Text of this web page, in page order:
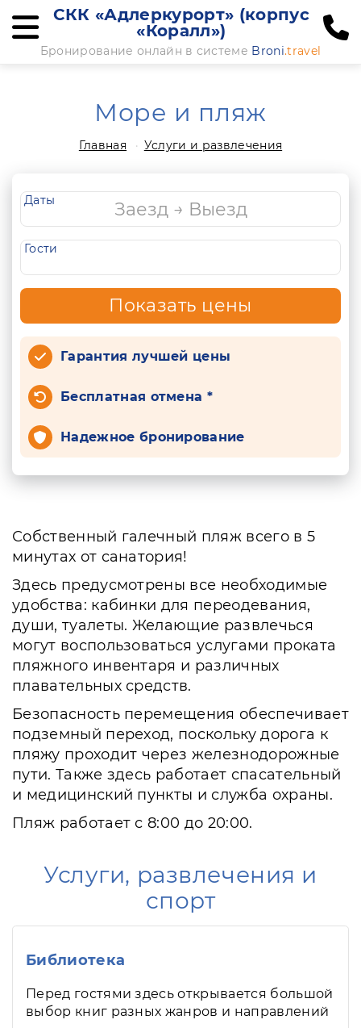
СКК «Адлеркурорт» (корпус
«Коралл»)
Бронирование онлайн в системе Broni.travel
Море и пляж
Главная Услуги и развлечения
Даты
Гости
Показать цены
Гарантия лучшей цены
Бесплатная отмена *
Надежное бронирование
Собственный галечный пляж всего в 5
минутах от санатория!
Здесь предусмотрены все необходимые
удобства: кабинки для переодевания,
души, туалеты. Желающие развлечься
могут воспользоваться услугами проката
пляжного инвентаря и различных
плавательных средств.
Безопасность перемещения обеспечивает
подземный переход, поскольку дорога к
пляжу проходит через железнодорожные
пути. Также здесь работает спасательный
и медицинский пункты и служба охраны.
Пляж работает с 8:00 до 20:00.
Услуги, развлечения и
спорт
Библиотека
Перед гостями здесь открывается большой
выбор книг разных жанров и направлений